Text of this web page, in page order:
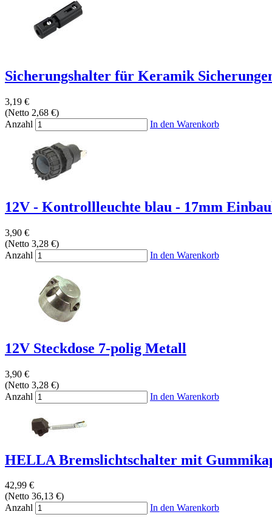
Sicherungshalter für Keramik
3,19 €
(Netto 2,68 €)
Anzahl
In den Warenkorb
12V - Kontrollleuchte blau - 17mm
3,90 €
(Netto 3,28 €)
Anzahl
In den Warenkorb
12V Steckdose 7-polig Metall
3,90 €
(Netto 3,28 €)
Anzahl
In den Warenkorb
HELLA Bremslichtschalter mit
42,99 €
(Netto 36,13 €)
Anzahl
In den Warenkorb